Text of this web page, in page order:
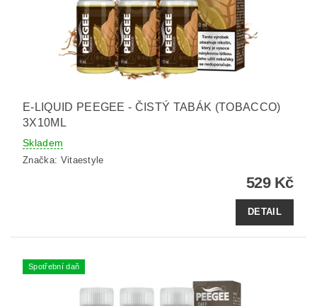
E-LIQUID PEEGEE - ČISTÝ TABÁK (TOBACCO)
3X10ML
Skladem
Značka: Vitaestyle
529 Kč
DETAIL
Spotřební daň